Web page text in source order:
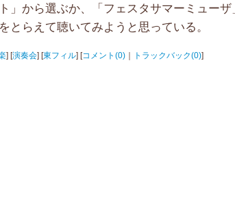
」から選ぶか、「フェスタサマーミューザ
とらえて聴いてみようと思っている。
] [演奏会] [東フィル] [コメント(0) トラックバック(0)]